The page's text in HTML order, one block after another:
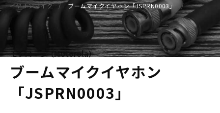
イヤホンマイク
ブームマイクイヤホン「JSPRN0003」
モトローラ（Motorola）
ブームマイクイヤホン
「JSPRN0003」